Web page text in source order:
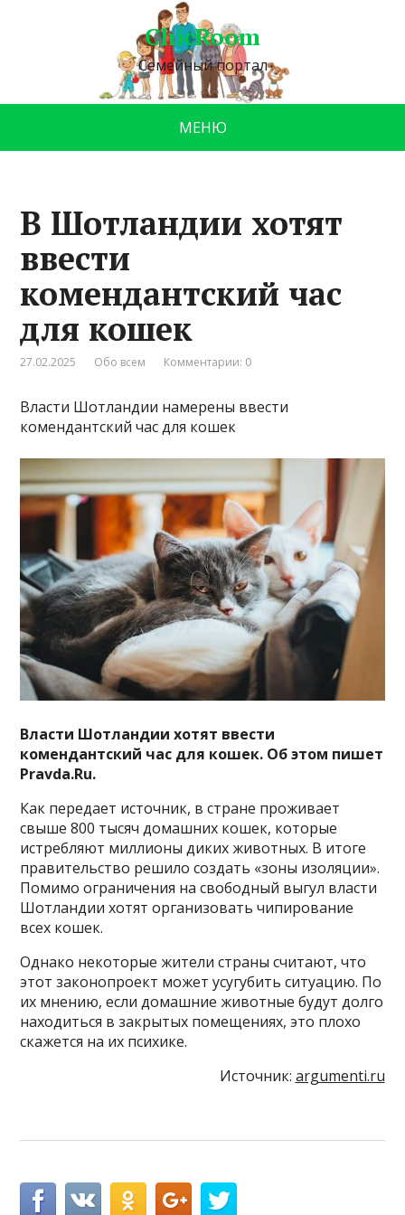
ChicRoom
Семейный портал
МЕНЮ
В Шотландии хотят
ввести
комендантский час
для кошек
27.02.2025 Обо всем Комментарии: 0
Власти Шотландии намерены ввести
комендантский час для кошек
Власти Шотландии хотят ввести
комендантский час для кошек. Об этом пишет
Pravda.Ru.
Как передает источник, в стране проживает
свыше 800 тысяч домашних кошек, которые
истребляют миллионы диких животных. В итоге
правительство решило создать «зоны изоляции».
Помимо ограничения на свободный выгул власти
Шотландии хотят организовать чипирование
всех кошек.
Однако некоторые жители страны считают, что
этот законопроект может усугубить ситуацию. По
их мнению, если домашние животные будут долго
находиться в закрытых помещениях, это плохо
скажется на их психике.
Источник: argumenti.ru